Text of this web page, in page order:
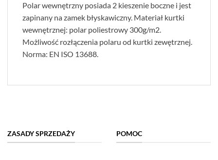
Polar wewnętrzny posiada 2 kieszenie boczne i jest
zapinany na zamek błyskawiczny. Materiał kurtki
wewnętrznej: polar poliestrowy 300g/m2.
Możliwość rozłączenia polaru od kurtki zewętrznej.
Norma: EN ISO 13688.
ZASADY SPRZEDAŻY POMOC